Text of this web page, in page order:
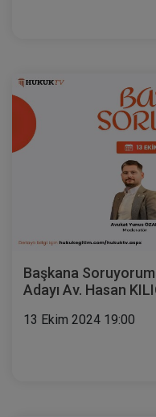
Başkana
Adayı Av. Hasan
13 Ekim 2024 19:00